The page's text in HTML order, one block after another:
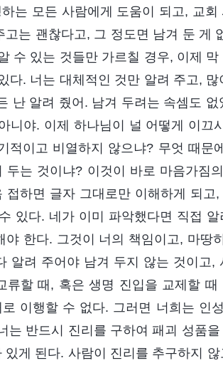
는 모든 사람에게 도움이 되고, 교
고는 괜찮다고, 그 정도면 남겨 둔 게
수 있는 것들만 가르칠 경우, 이제
다. 너는 대체적인 것만 알려 주고,
난 알려 줬어. 남겨 두려는 속셈도
니야. 이제 하나님이 널 어떻게 이끄
적이고 비열하지 않으냐? 무엇 때
두는 것이냐? 이것이 바로 마음가짐
접하면 글자 그대로만 이해하게 되
있다. 네가 이미 파악했다면 직접
야 한다. 그것이 너의 책임이고, 마땅
알려 주어야 남겨 두지 않는 것이고
류할 때, 혹은 생명 진입을 교제할
로 이행할 수 없다. 그러면 너희는 인
는 반드시 진리를 구하여 패괴 성품
있게 된다. 사람이 진리를 추구하지